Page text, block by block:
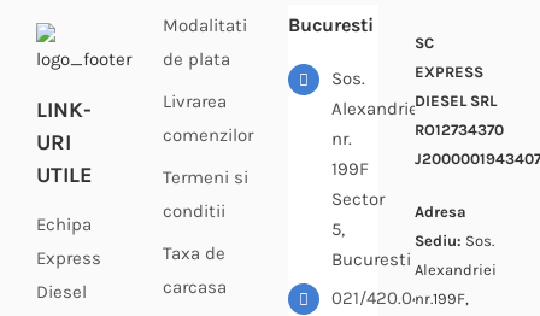
LINK-
URI
UTILE
Echipa
Express
Diesel
Modalitati
de plata
Livrarea
comenzilor
Termeni si
conditii
Taxa de
carcasa
Bucuresti
Sos.
Alexandriei
nr.
199F
Sector
5,
Bucuresti
021/420.04.33
SC
EXPRESS
DIESEL SRL
RO12734370
J2000001943407
Adresa
Sediu: Sos.
Alexandriei
nr.199F,